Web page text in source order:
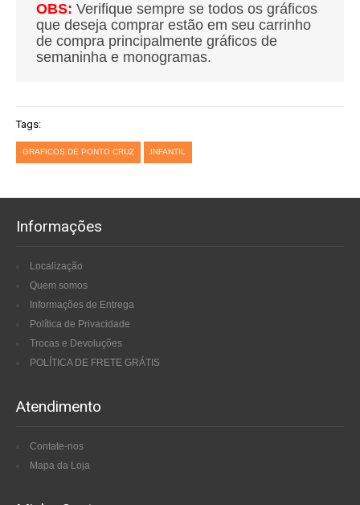
OBS: Verifique sempre se todos os gráficos
que deseja comprar estão em seu carrinho
de compra principalmente gráficos de
semaninha e monogramas.
Tags:
GRAFICOS DE PONTO CRUZ INFANTIL
Informações
Localização
Quem somos
Informações de Entrega
Política de Privacidade
Trocas e Devoluções
POLÍTICA DE FRETE GRÁTIS
Atendimento
Contate-nos
Mapa da Loja